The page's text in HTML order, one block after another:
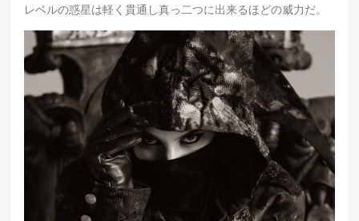
レベルの惑星は軽く貫通し真っ二つに出来るほどの威力だ。